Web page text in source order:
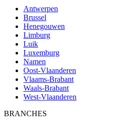
Antwerpen
Brussel
Henegouwen
Limburg
Luik
Luxemburg
Namen
Oost-Vlaanderen
Vlaams-Brabant
Waals-Brabant
West-Vlaanderen
BRANCHES